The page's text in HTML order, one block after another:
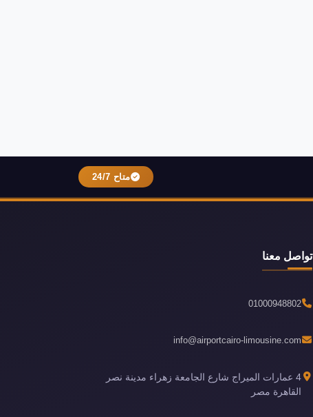
متاح 24/7
تواصل معنا
01000948802
info@airportcairo-limousine.com
4 عمارات الميراج شارع الجامعة زهراء مدينة نصر
القاهرة مصر